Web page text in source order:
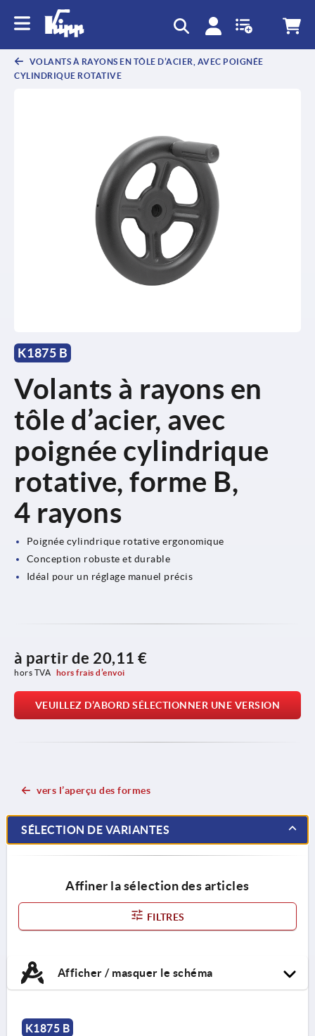
VOLANTS À RAYONS EN TÔLE D’ACIER, AVEC POIGNÉE
CYLINDRIQUE ROTATIVE
K1875 B
Volants à rayons en
tôle d’acier, avec
poignée cylindrique
rotative, forme B,
4 rayons
Poignée cylindrique rotative ergonomique
Conception robuste et durable
Idéal pour un réglage manuel précis
à partir de 20,11 €
hors TVA hors frais d’envoi
VEUILLEZ D’ABORD SÉLECTIONNER UNE VERSION
vers l’aperçu des formes
SÉLECTION DE VARIANTES
Affiner la sélection des articles
FILTRES
Afficher / masquer le schéma
K1875 B